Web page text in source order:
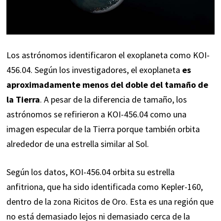
Los astrónomos identificaron el exoplaneta como KOI-
456.04. Según los investigadores, el exoplaneta es
aproximadamente menos del doble del tamaño de
la Tierra. A pesar de la diferencia de tamaño, los
astrónomos se refirieron a KOI-456.04 como una
imagen especular de la Tierra porque también orbita
alrededor de una estrella similar al Sol.
Según los datos, KOI-456.04 orbita su estrella
anfitriona, que ha sido identificada como Kepler-160,
dentro de la zona Ricitos de Oro. Esta es una región que
no está demasiado lejos ni demasiado cerca de la